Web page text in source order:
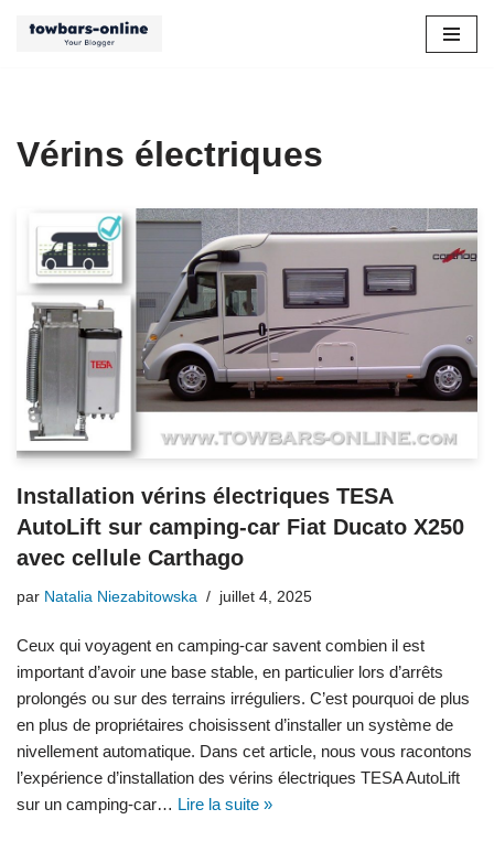
Vérins électriques
Installation vérins électriques TESA
AutoLift sur camping-car Fiat Ducato X250
avec cellule Carthago
par Natalia Niezabitowska juillet 4, 2025
Ceux qui voyagent en camping-car savent combien il est
important d’avoir une base stable, en particulier lors d’arrêts
prolongés ou sur des terrains irréguliers. C’est pourquoi de plus
en plus de propriétaires choisissent d’installer un système de
nivellement automatique. Dans cet article, nous vous racontons
l’expérience d’installation des vérins électriques TESA AutoLift
sur un camping-car… Lire la suite »